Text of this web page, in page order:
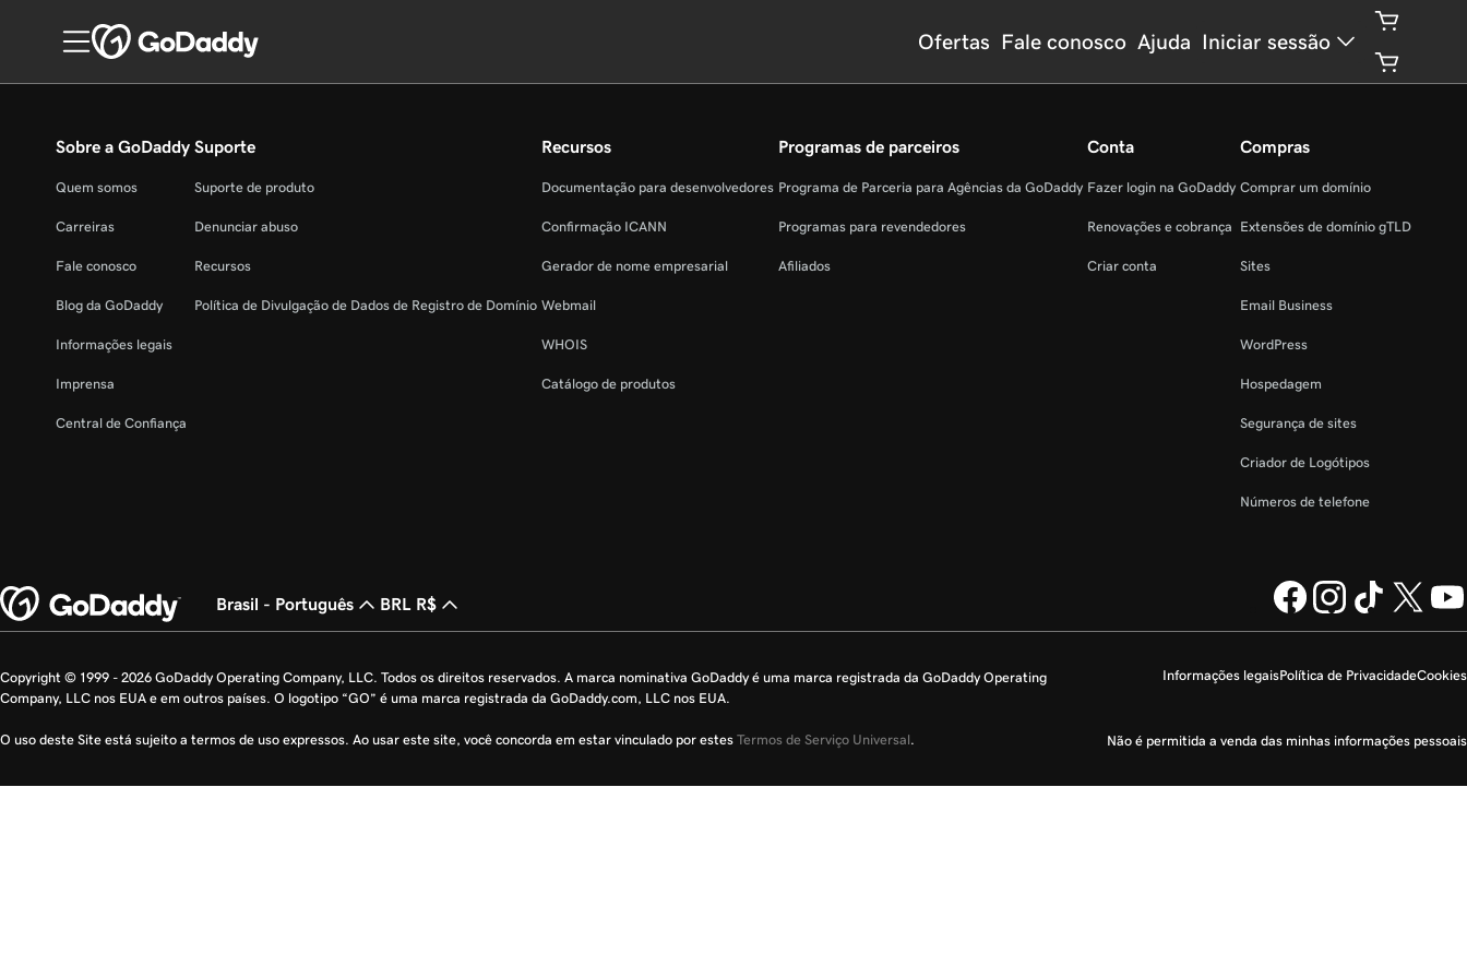
Ofertas Fale conosco Ajuda Iniciar sessão
Sobre a GoDaddy
Quem somos
Carreiras
Fale conosco
Blog da GoDaddy
Informações legais
Imprensa
Central de Confiança
Suporte
Suporte de produto
Denunciar abuso
Recursos
Política de Divulgação de Dados de Registro de Domínio
Recursos
Documentação para desenvolvedores
Confirmação ICANN
Gerador de nome empresarial
Webmail
WHOIS
Catálogo de produtos
Programas de parceiros
Programa de Parceria para Agências da GoDaddy
Programas para revendedores
Afiliados
Conta
Fazer login na GoDaddy
Renovações e cobrança
Criar conta
Compras
Comprar um domínio
Extensões de domínio gTLD
Sites
Email Business
WordPress
Hospedagem
Segurança de sites
Criador de Logótipos
Números de telefone
Brasil - Português BRL R$
Informações legaisPolítica de PrivacidadeCookies
Não é permitida a venda das minhas informações pessoais
Copyright © 1999 - 2026 GoDaddy Operating Company, LLC. Todos os direitos reservados. A marca nominativa GoDaddy é uma marca registrada da GoDaddy Operating
Company, LLC nos EUA e em outros países. O logotipo “GO” é uma marca registrada da GoDaddy.com, LLC nos EUA.
O uso deste Site está sujeito a termos de uso expressos. Ao usar este site, você concorda em estar vinculado por estes Termos de Serviço Universal.